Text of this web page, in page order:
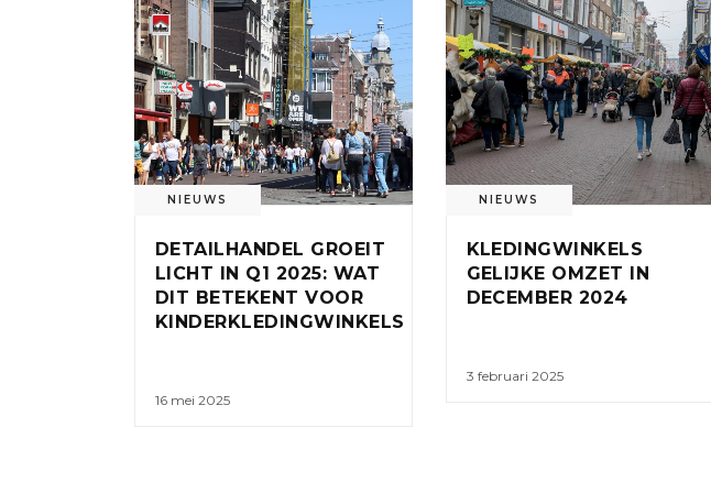
NIEUWS
DETAILHANDEL GROEIT
LICHT IN Q1 2025: WAT
DIT BETEKENT VOOR
KINDERKLEDINGWINKELS
16 mei 2025
NIEUWS
KLEDINGWINKELS
GELIJKE OMZET IN
DECEMBER 2024
3 februari 2025